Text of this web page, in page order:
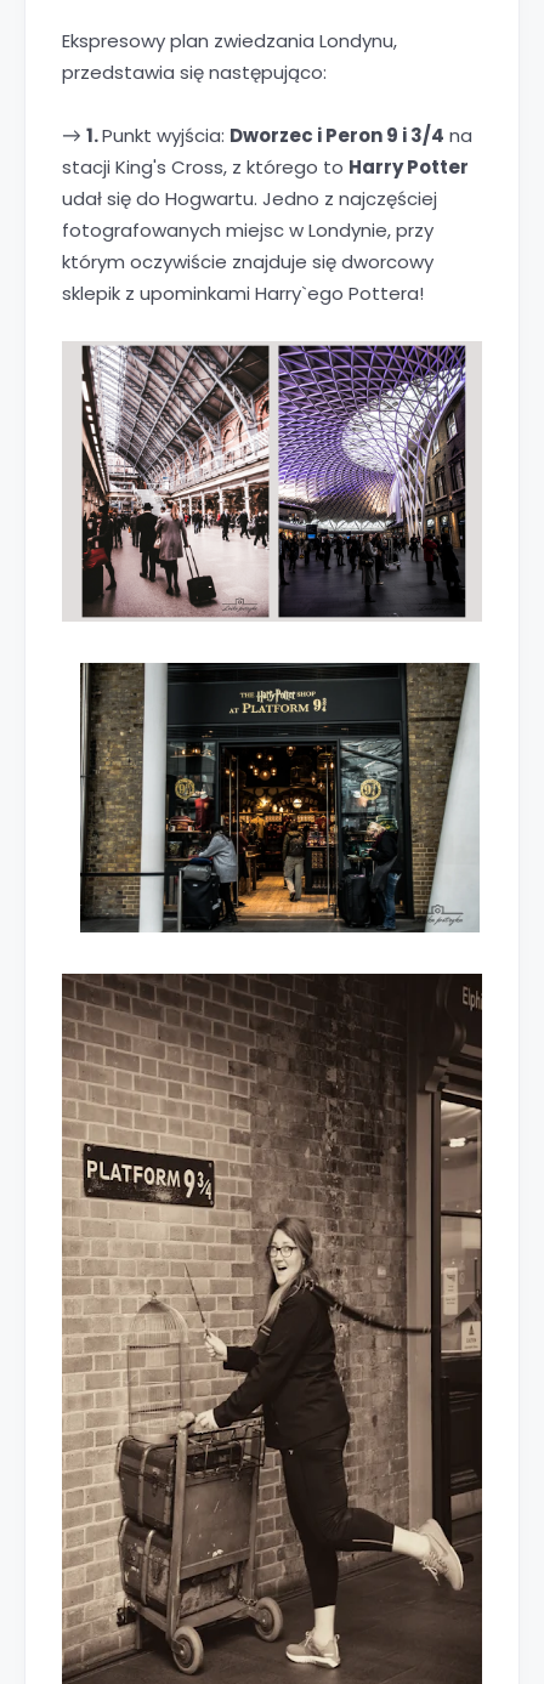
Ekspresowy plan zwiedzania Londynu,
przedstawia się następująco:
→ 1.Punkt wyjścia: Dworzec i Peron 9 i 3/4 na
stacji King's Cross, z którego to Harry Potter
udał się do Hogwartu. Jedno z najczęściej
fotografowanych miejsc w Londynie, przy
którym oczywiście znajduje się dworcowy
sklepik z upominkami Harry`ego Pottera!